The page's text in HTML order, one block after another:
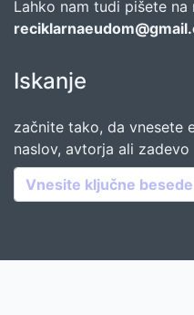
Lahko nam tudi pišete na
Iskanje
začnite tako, da vnesete
naslov, avtorja ali zadevo